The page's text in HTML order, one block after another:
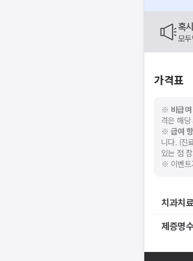
혹
모
가격표
※ 비급
격은 해
※ 급여
니다. (진
있는 점
※ 이벤
치과치료
제증명